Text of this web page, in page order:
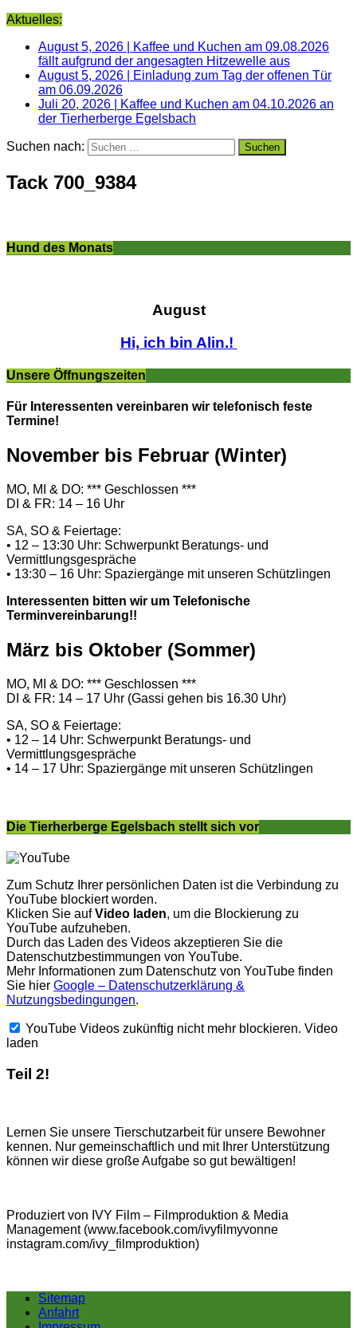
Aktuelles:
August 5, 2026
Kaffee und Kuchen am 09.08.2026
fällt aufgrund der angesagten Hitzewelle aus
August 5, 2026
Einladung zum Tag der offenen Tür
am 06.09.2026
Juli 20, 2026
Kaffee und Kuchen am 04.10.2026 an
der Tierherberge Egelsbach
Suchen nach:
Tack 700_9384
Hund des Monats
August
Hi, ich bin Alin.!
Unsere Öffnungszeiten
Für Interessenten vereinbaren wir telefonisch feste
Termine!
November bis Februar (Winter)
MO, MI & DO: *** Geschlossen ***
DI & FR: 14 – 16 Uhr
SA, SO & Feiertage:
• 12 – 13:30 Uhr: Schwerpunkt Beratungs- und
Vermittlungsgespräche
• 13:30 – 16 Uhr: Spaziergänge mit unseren Schützlingen
Interessenten bitten wir um Telefonische
Terminvereinbarung!!
März bis Oktober (Sommer)
MO, MI & DO: *** Geschlossen ***
DI & FR: 14 – 17 Uhr (Gassi gehen bis 16.30 Uhr)
SA, SO & Feiertage:
• 12 – 14 Uhr: Schwerpunkt Beratungs- und
Vermittlungsgespräche
• 14 – 17 Uhr: Spaziergänge mit unseren Schützlingen
Die Tierherberge Egelsbach stellt sich vor
Zum Schutz Ihrer persönlichen Daten ist die Verbindung zu
YouTube blockiert worden.
Klicken Sie aufVideo laden, um die Blockierung zu
YouTube aufzuheben.
Durch das Laden des Videos akzeptieren Sie die
Datenschutzbestimmungen von YouTube.
Mehr Informationen zum Datenschutz von YouTube finden
Sie hier Google – Datenschutzerklärung &
Nutzungsbedingungen.
YouTube Videos zukünftig nicht mehr blockieren. Video
laden
Teil 2!
Lernen Sie unsere Tierschutzarbeit für unsere Bewohner
kennen. Nur gemeinschaftlich und mit Ihrer Unterstützung
können wir diese große Aufgabe so gut bewältigen!
Produziert von IVY Film – Filmproduktion & Media
Management (www.facebook.com/ivyfilmyvonne
instagram.com/ivy_filmproduktion)
Sitemap
Anfahrt